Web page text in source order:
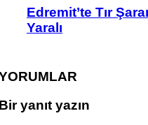
Edremit’te Tır
Yaralı
yanıt yazın